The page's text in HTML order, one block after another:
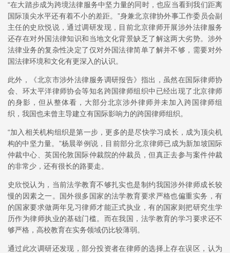
“在大踏步成为跨境法律服务中坚力量的同时，也应当看到我们距离
国际顶尖水平还有着不小的差距。”身兼北京律协外事工作委员会副
主任的史欣悦说，通过调研发现，目前北京律师开展涉外法律服务
还存在对外国法律知识和当地文化背景缺乏了解这两大劣势。涉外
法律业务的复杂性决定了仅对外国法律简单了解并不够，需要对外
国法律环境和文化有更深入的认识。
此外，《北京市涉外法律服务调研报告》指出，虽然在国际律师协
会、环太平洋律师协会等知名跨国律师组织中已经出现了北京律师
的身影，但从整体看，大部分北京涉外律师并未加入跨国律师组
织，我国也未曾主导建立有国际影响力的跨国律师组织。
“加入相关机构组织是第一步，更多的是尽快学习成长，成为顶尖机
构的中坚力量。”杨晨举例说，目前部分北京律师已成为新加坡国际
仲裁中心、英国伦敦国际仲裁院的仲裁员，但真正去参与案件仲裁
的非常少，还有很长的路要走。
史欣悦认为，当前法学教育不够扎实也是制约我国涉外律师成长较
慢的因素之一。国外很多国家的法学教育要求严格也偏重实务，有
的国家要求做两年见习律师才能正式执业，有的国家则把研究生学
历作为律师执业的基础门槛。而在我国，法学教育的学习要求还不
够严格，高校教育在实务领域仍比较薄弱。
通过此次调研还发现，部分投资者在律师的选择上存在误区，认为